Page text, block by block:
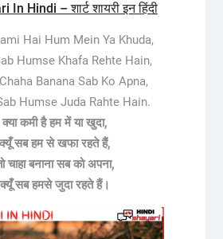
Hindi – शार्ट शायरी इन हिंदी
Hai Hum Mein Ya Khuda,
Humse Khafa Rehte Hain,
Banana Sab Ko Apna,
Humse Juda Rahte Hain.
कमी है हम में या खुदा,
सब हम से खफा रहते हैं,
चाहा बनाना सब को अपना,
सब हमसे जुदा रहते हैं।